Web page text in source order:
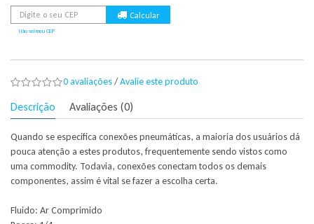
Não sei meu CEP
0 avaliações/Avalie este produto
Descrição Avaliações (0)
Quando se especifica conexões pneumáticas, a maioria dos usuários dá
pouca atenção a estes produtos, frequentemente sendo vistos como
uma commodity. Todavia, conexões conectam todos os demais
componentes, assim é vital se fazer a escolha certa.
Fluido: Ar Comprimido